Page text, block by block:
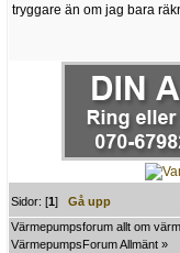
tryggare än om jag bara
Sidor: [1]Gå upp
Värmepumpsforum allt om
VärmepumpsForum Allmänt »